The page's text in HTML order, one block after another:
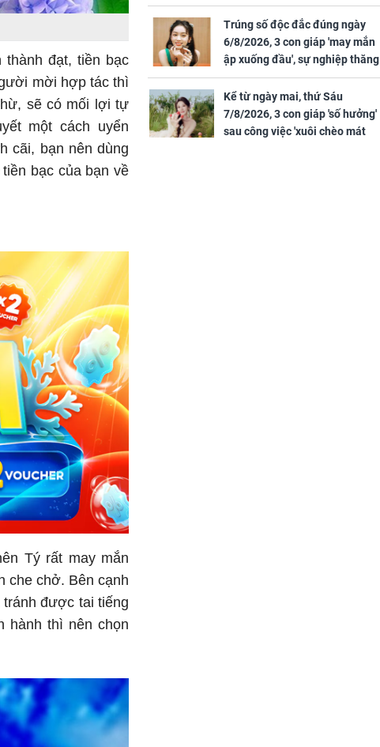
đạt, tiền bạc
mời hợp tác thì
sẽ có mối lợi tự
một cách uyển
cãi, bạn nên dùng
bạc của bạn về
Tý rất may mắn
che chở. Bên cạnh
được tai tiếng
hành thì nên chọn
ứng ngược khi than
nghèo
Trúng số độc đắc đúng ngày
6/8/2026, 3 con giáp 'may mắn
ập xuống đầu', sự nghiệp thăng
tiến vượt bậc, tài lộc phủ kín
đường đi
Kể từ ngày mai, thứ Sáu
7/8/2026, 3 con giáp 'số hưởng'
sau công việc 'xuôi chèo mát